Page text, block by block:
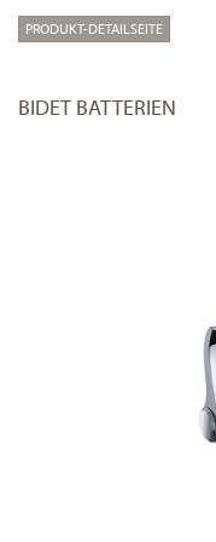
PRODUKT-DETAILSEITE
BIDET BATTERIEN